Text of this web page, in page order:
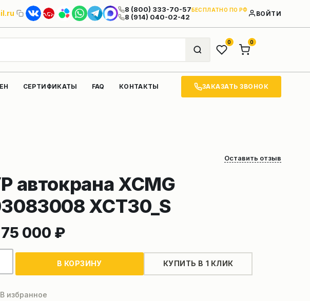
8 (800) 333-70-57БЕСПЛАТНО ПО РФ
8 (914) 040-02-42 ВОЙТИ
0 0
СЕРТИФИКАТЫ FAQ КОНТАКТЫ ЗАКАЗАТЬ ЗВОНОК
Оставить отзыв
автокрана XCMG
XCT30_S
75 000 ₽
В КОРЗИНУ КУПИТЬ В 1 КЛИК
В избранное